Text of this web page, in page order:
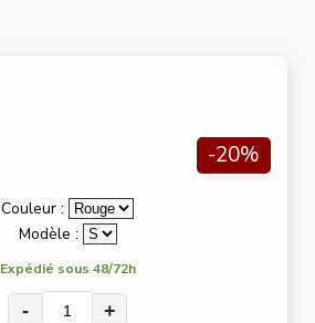
-20%
Couleur :
Modèle :
Expédié sous 48/72h
- +